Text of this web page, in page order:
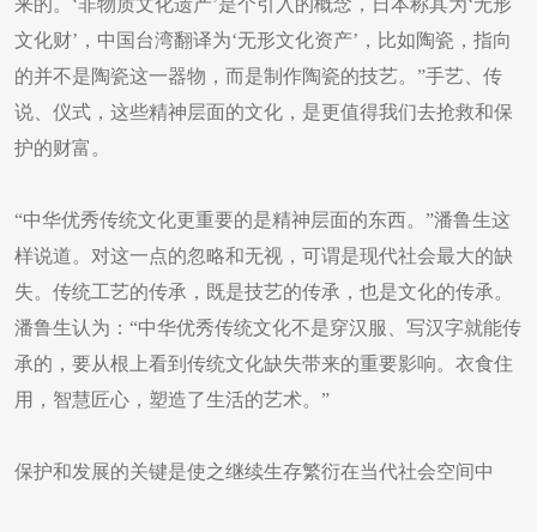
来的。‘非物质文化遗产’是个引入的概念，日本称其为‘无形
文化财’，中国台湾翻译为‘无形文化资产’，比如陶瓷，指向
的并不是陶瓷这一器物，而是制作陶瓷的技艺。”手艺、传
说、仪式，这些精神层面的文化，是更值得我们去抢救和保
护的财富。
“中华优秀传统文化更重要的是精神层面的东西。”潘鲁生这
样说道。对这一点的忽略和无视，可谓是现代社会最大的缺
失。传统工艺的传承，既是技艺的传承，也是文化的传承。
潘鲁生认为：“中华优秀传统文化不是穿汉服、写汉字就能传
承的，要从根上看到传统文化缺失带来的重要影响。衣食住
用，智慧匠心，塑造了生活的艺术。”
保护和发展的关键是使之继续生存繁衍在当代社会空间中